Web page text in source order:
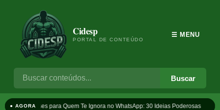
Cidesp
PORTAL DE CONTEÚDO
Buscar
☰ MENU
● AGORAFrases para Quem Te Ignora no WhatsApp: 30 Ideias Poderosas